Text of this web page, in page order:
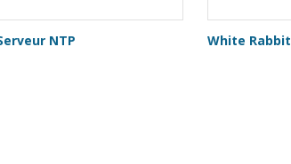
NTP White Rabbit